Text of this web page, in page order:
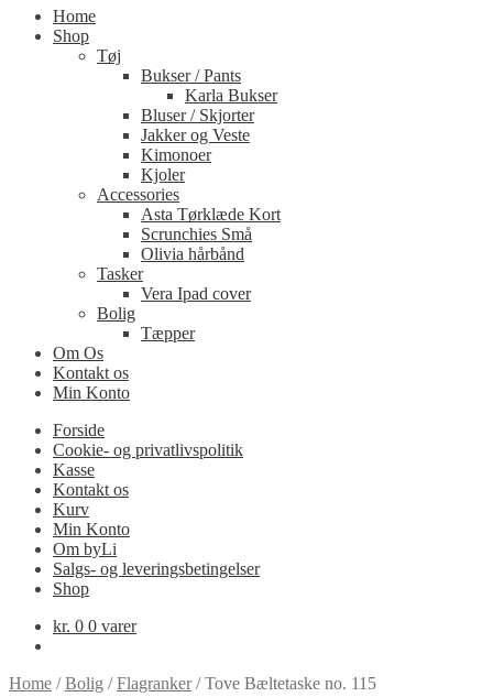
Home
Shop
Tøj
Bukser / Pants
Karla Bukser
Bluser / Skjorter
Jakker og Veste
Kimonoer
Kjoler
Accessories
Asta Tørklæde Kort
Scrunchies Små
Olivia hårbånd
Tasker
Vera Ipad cover
Bolig
Tæpper
Om Os
Kontakt os
Min Konto
Forside
Cookie- og privatlivspolitik
Kasse
Kontakt os
Kurv
Min Konto
Om byLi
Salgs- og leveringsbetingelser
Shop
kr. 0 0 varer
Home /Bolig /Flagranker/Tove Bæltetaske no. 115